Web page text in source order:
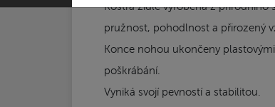
Kostra židle vyrobena z přírodního
pružnost, pohodlnost a přirozený
Konce nohou ukončeny
poškrábání.
Vyniká svojí pevností a stabilitou.